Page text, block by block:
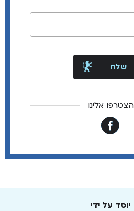
הצטרפו אלינו
יוסד על ידי